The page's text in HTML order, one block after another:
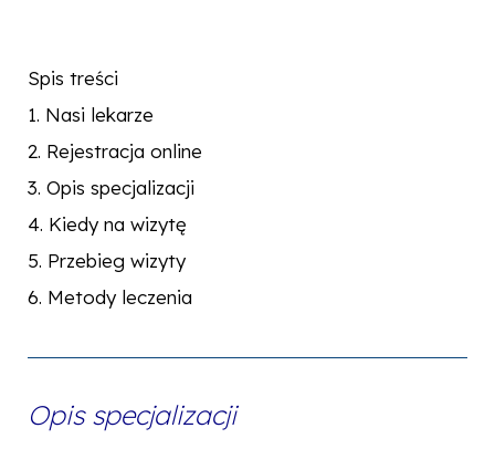
Spis treści
1. Nasi lekarze
2. Rejestracja online
3. Opis specjalizacji
4. Kiedy na wizytę
5. Przebieg wizyty
6. Metody leczenia
Opis specjalizacji